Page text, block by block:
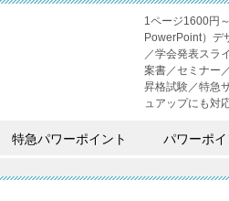
1ページ1600円
PowerPoint）デ
／学会発表スラ
案書／セミナー
昇格試験／特急
ュアップにも対応
特急パワーポイント パワーポ